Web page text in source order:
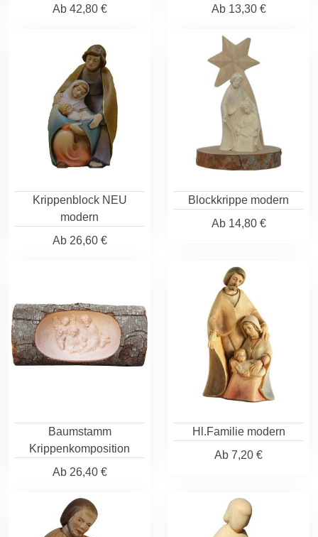
Ab42,80 €
Ab13,30 €
Krippenblock NEU
modern
Ab26,60 €
Blockkrippe modern
Ab14,80 €
Baumstamm
Krippenkomposition
Ab26,40 €
Hl.Familie modern
Ab 7,20 €